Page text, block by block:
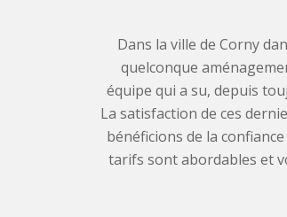
Dans la ville de Corny
quelconque
équipe qui a su, depuis
La satisfaction de ces
bénéficions de la
tarifs sont abordables et